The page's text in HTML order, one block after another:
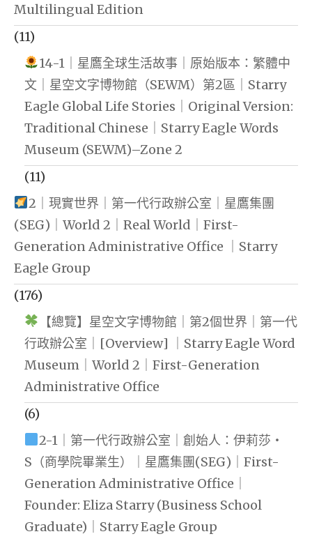
Multilingual Edition
(11)
14-1｜星鷹全球生活故事｜原始版本：繁體中
文｜星空文字博物館（SEWM）第2區｜Starry
Eagle Global Life Stories｜Original Version:
Traditional Chinese｜Starry Eagle Words
Museum (SEWM)–Zone 2
(11)
2｜現實世界｜第一代行政辦公室｜星鷹集團
(SEG)｜World 2｜Real World｜First-
Generation Administrative Office ｜Starry
Eagle Group
(176)
【總覽】星空文字博物館｜第2個世界｜第一代
行政辦公室｜[Overview] ｜Starry Eagle Word
Museum｜World 2｜First-Generation
Administrative Office
(6)
2-1｜第一代行政辦公室｜創始人：伊莉莎・
S（商學院畢業生）｜星鷹集團(SEG)｜First-
Generation Administrative Office｜
Founder: Eliza Starry (Business School
Graduate)｜Starry Eagle Group